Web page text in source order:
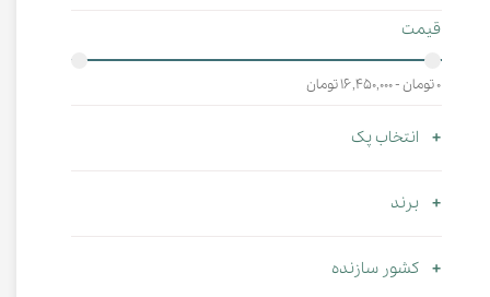
قیمت
۰ تومان - ۱۶,۴۵۰,۰۰۰ تومان
انتخاب پک
برند
کشور سازنده